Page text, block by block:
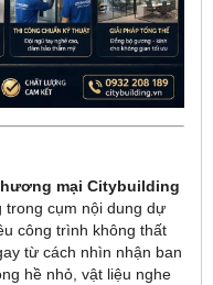
mại Citybuilding
trong cụm nội dung dự
công trình không thất
từ cách nhìn nhận ban
hề nhỏ, vật liệu nghe